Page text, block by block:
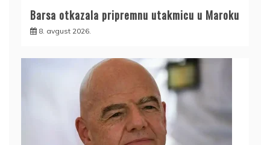
Barsa otkazala pripremnu utakmicu u Maroku
8. avgust 2026.